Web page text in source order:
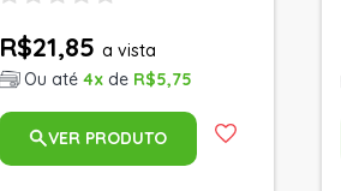
R$21,85 a vista
Ou até 4x de R$5,75
VER PRODUTO